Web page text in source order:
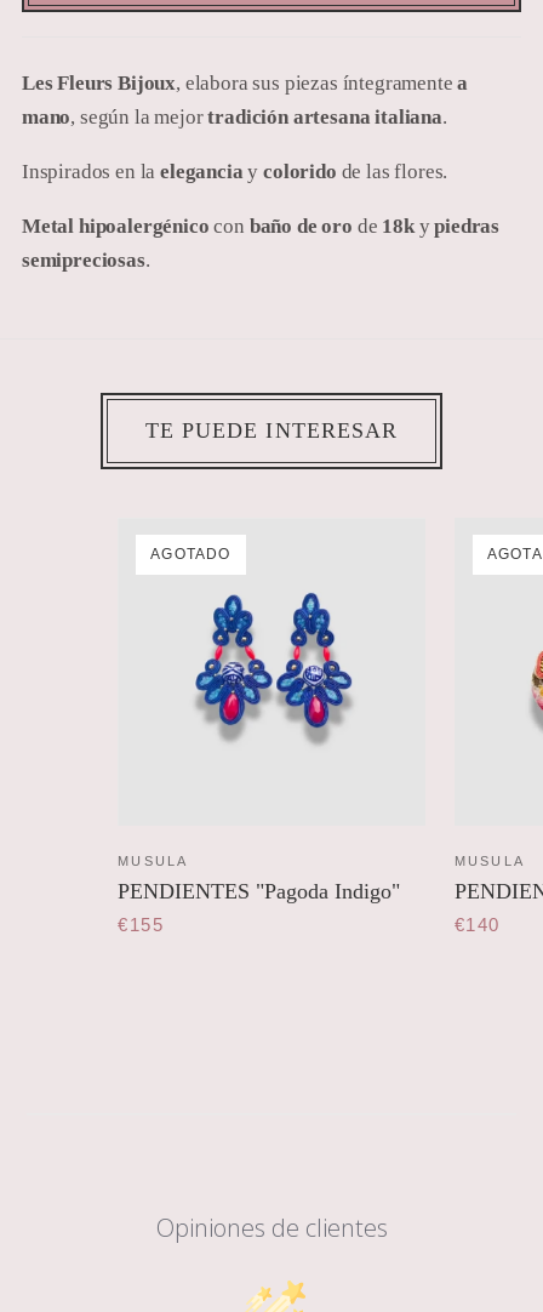
Les Fleurs Bijoux, elabora sus piezas íntegramente a
mano, según la mejortradición artesana italiana.
Inspirados en laelegancia ycolorido de las flores.
Metal hipoalergénico con baño de oro de 18kypiedras
semipreciosas.
TE PUEDE INTERESAR
AGOTADO
MUSULA
PENDIENTES "Pagoda Indigo"
€155
MUSULA
€140
Opiniones de clientes